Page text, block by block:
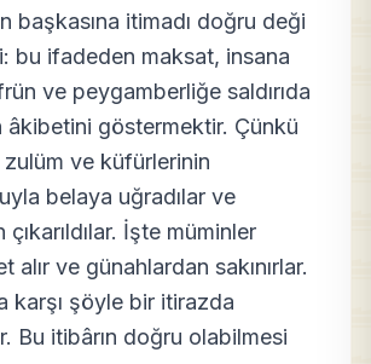
başkasına itimadı doğru deği
bu ifadeden maksat, insana
ve peygamberliğe saldırıda
âkibetini göstermektir. Çünkü
ve küfürlerinin
belaya uğradılar ve
çıkarıldılar. İşte müminler
alır ve günahlardan sakınırlar.
karşı şöyle bir itirazda
Bu itibârın doğru olabilmesi